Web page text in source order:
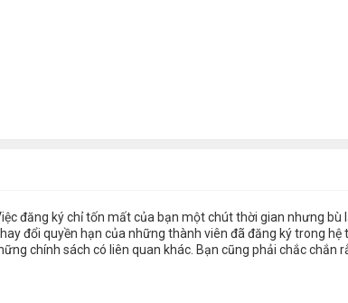
đăng ký chỉ tốn mất của bạn một chút thời gian nhưng bù
đổi quyền hạn của những thành viên đã đăng ký trong hệ
chính sách có liên quan khác. Bạn cũng phải chắc chắn